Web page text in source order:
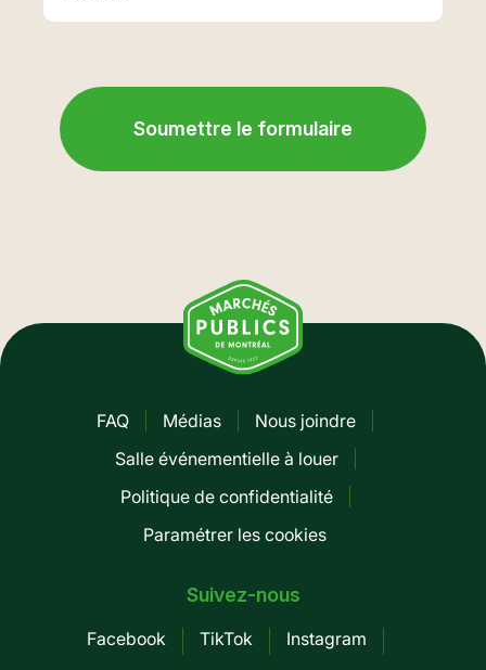
FAQ Médias
Nous joindre
Salle événementielle à louer
Politique de confidentialité
Paramétrer les cookies
Suivez-nous
Facebook TikTok Instagram